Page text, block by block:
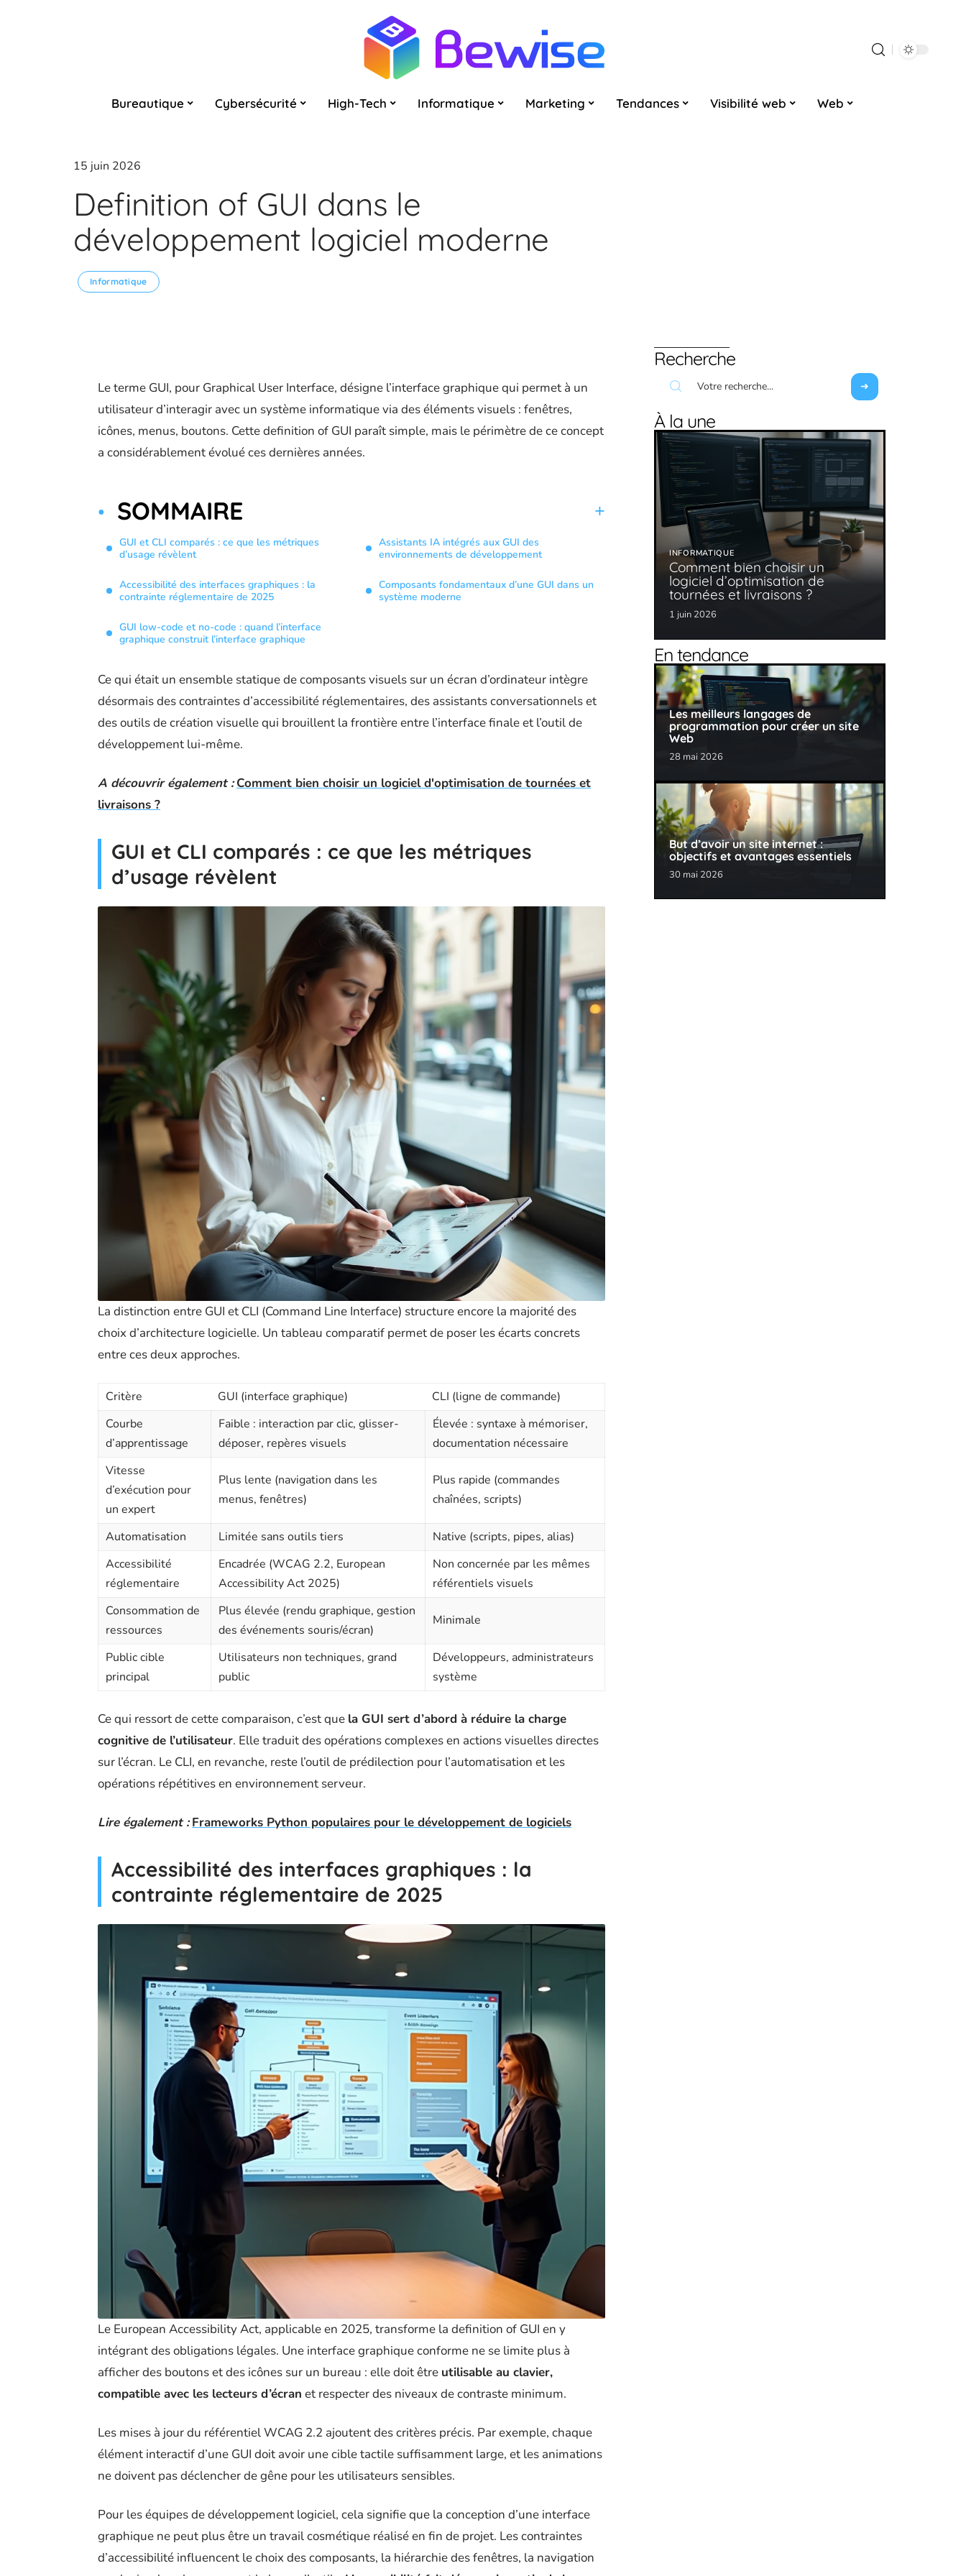
Bureautique Cybersécurité High-Tech Informatique Marketing Tendances Visibilité web Web
15 juin 2026
Definition of GUI dans le
développement logiciel moderne
Informatique
Le terme GUI, pour Graphical User Interface, désigne l’interface graphique qui permet à un
utilisateur d’interagir avec un système informatique via des éléments visuels : fenêtres,
icônes, menus, boutons. Cette definition of GUI paraît simple, mais le périmètre de ce concept
a considérablement évolué ces dernières années.
SOMMAIRE
GUI et CLI comparés : ce que les métriques
d’usage révèlent
Accessibilité des interfaces graphiques : la
contrainte réglementaire de 2025
GUI low-code et no-code : quand l’interface
graphique construit l’interface graphique
Assistants IA intégrés aux GUI des
environnements de développement
Composants fondamentaux d’une GUI dans un
système moderne
Ce qui était un ensemble statique de composants visuels sur un écran d’ordinateur intègre
désormais des contraintes d’accessibilité réglementaires, des assistants conversationnels et
des outils de création visuelle qui brouillent la frontière entre l’interface finale et l’outil de
développement lui-même.
A découvrir également : Comment bien choisir un logiciel d'optimisation de tournées et
livraisons ?
GUI et CLI comparés : ce que les métriques
d’usage révèlent
La distinction entre GUI et CLI (Command Line Interface) structure encore la majorité des
choix d’architecture logicielle. Un tableau comparatif permet de poser les écarts concrets
entre ces deux approches.
Critère GUI (interface graphique)
CLI (ligne de commande)
Courbe
d’apprentissage
Faible : interaction par clic, glisser-
déposer, repères visuels
Élevée : syntaxe à mémoriser,
documentation nécessaire
Vitesse
d’exécution pour
un expert
Plus lente (navigation dans les
menus, fenêtres)
Plus rapide (commandes
chaînées, scripts)
Automatisation Limitée sans outils tiers
Native (scripts, pipes, alias)
Accessibilité
réglementaire
Encadrée (WCAG 2.2, European
Accessibility Act 2025)
Non concernée par les mêmes
référentiels visuels
Consommation de
ressources
Plus élevée (rendu graphique, gestion
des événements souris/écran)
Minimale
Public cible
principal
Utilisateurs non techniques, grand
public
Développeurs, administrateurs
système
Ce qui ressort de cette comparaison, c’est que la GUI sert d’abord à réduire la charge
cognitive de l’utilisateur. Elle traduit des opérations complexes en actions visuelles directes
sur l’écran. Le CLI, en revanche, reste l’outil de prédilection pour l’automatisation et les
opérations répétitives en environnement serveur.
Lire également : Frameworks Python populaires pour le développement de logiciels
Accessibilité des interfaces graphiques : la
contrainte réglementaire de 2025
Le European Accessibility Act, applicable en 2025, transforme la definition of GUI en y
intégrant des obligations légales. Une interface graphique conforme ne se limite plus à
afficher des boutons et des icônes sur un bureau : elle doit être utilisable au clavier,
compatible avec les lecteurs d’écran et respecter des niveaux de contraste minimum.
Les mises à jour du référentiel WCAG 2.2 ajoutent des critères précis. Par exemple, chaque
élément interactif d’une GUI doit avoir une cible tactile suffisamment large, et les animations
ne doivent pas déclencher de gêne pour les utilisateurs sensibles.
Pour les équipes de développement logiciel, cela signifie que la conception d’une interface
graphique ne peut plus être un travail cosmétique réalisé en fin de projet. Les contraintes
d’accessibilité influencent le choix des composants, la hiérarchie des fenêtres, la navigation
Recherche
À la une
INFORMATIQUE
Comment bien choisir un
logiciel d’optimisation de
tournées et livraisons ?
1 juin 2026
En tendance
Les meilleurs langages de
programmation pour créer un site
Web
28 mai 2026
But d’avoir un site internet :
objectifs et avantages essentiels
30 mai 2026